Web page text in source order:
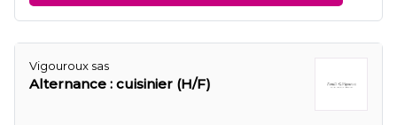
Vigouroux sas
Alternance : cuisinier (H/F)